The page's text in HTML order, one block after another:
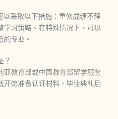
以采取以下措施：重修成绩不理
习策略。在特殊情况下，可以
的专业。
？
亚教育部或中国教育部留学服务
开始准备认证材料，毕业典礼后